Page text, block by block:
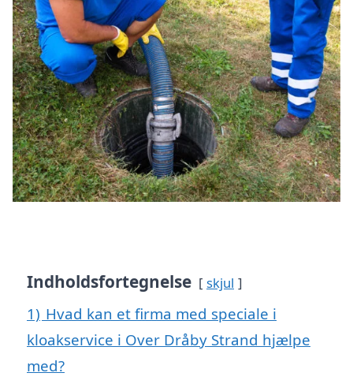
Indholdsfortegnelse skjul
1) Hvad kan et firma med speciale i
kloakservice i Over Dråby Strand hjælpe
med?